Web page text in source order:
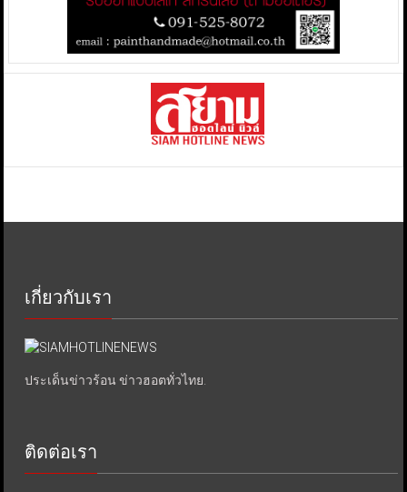
เกี่ยวกับเรา
ประเด็นข่าวร้อน ข่าวฮอตทั่วไทย.
ติดต่อเรา